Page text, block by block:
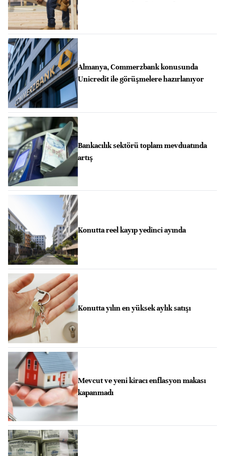
Almanya, Commerzbank konusunda
Unicredit ile görüşmelere hazırlanıyor
Bankacılık sektörü toplam mevduatında
artış
Konutta reel kayıp yedinci ayında
Konutta yılın en yüksek aylık satışı
Mevcut ve yeni kiracı enflasyon makası
kapanmadı